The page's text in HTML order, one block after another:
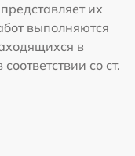
их
выполняются
в
со ст.